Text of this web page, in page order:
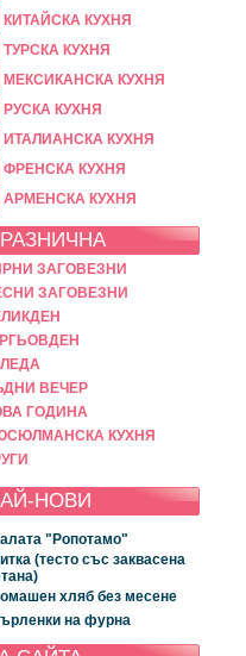
КИТАЙСКА КУХНЯ
ТУРСКА КУХНЯ
МЕКСИКАНСКА КУХНЯ
РУСКА КУХНЯ
ИТАЛИАНСКА КУХНЯ
ФРЕНСКА КУХНЯ
АРМЕНСКА КУХНЯ
ЗАГОВЕЗНИ
ЗАГОВЕЗНИ
ВЕЧЕР
ГОДИНА
КУХНЯ
НОВИ
"Ропотамо"
(тесто със заквасена
хляб без месене
на фурна